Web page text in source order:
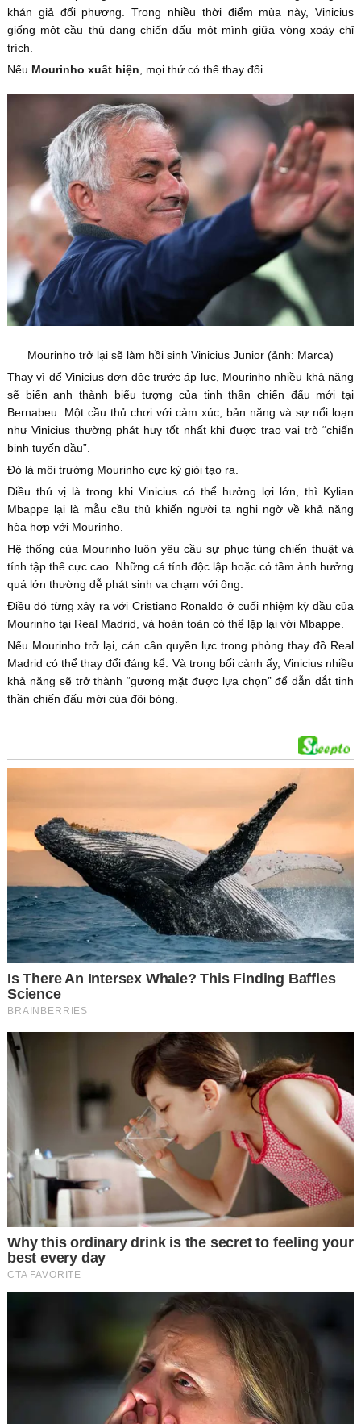
khán giả đối phương. Trong nhiều thời điểm mùa này, Vinicius
giống một cầu thủ đang chiến đấu một mình giữa vòng xoáy chỉ
trích.
Nếu Mourinho xuất hiện, mọi thứ có thể thay đổi.
Mourinho trở lại sẽ làm hồi sinh Vinicius Junior (ảnh: Marca)
Thay vì để Vinicius đơn độc trước áp lực, Mourinho nhiều khả năng
sẽ biến anh thành biểu tượng của tinh thần chiến đấu mới tại
Bernabeu. Một cầu thủ chơi với cảm xúc, bản năng và sự nổi loạn
như Vinicius thường phát huy tốt nhất khi được trao vai trò “chiến
binh tuyến đầu”.
Đó là môi trường Mourinho cực kỳ giỏi tạo ra.
Điều thú vị là trong khi Vinicius có thể hưởng lợi lớn, thì Kylian
Mbappe lại là mẫu cầu thủ khiến người ta nghi ngờ về khả năng
hòa hợp với Mourinho.
Hệ thống của Mourinho luôn yêu cầu sự phục tùng chiến thuật và
tính tập thể cực cao. Những cá tính độc lập hoặc có tầm ảnh hưởng
quá lớn thường dễ phát sinh va chạm với ông.
Điều đó từng xảy ra với Cristiano Ronaldo ở cuối nhiệm kỳ đầu của
Mourinho tại Real Madrid, và hoàn toàn có thể lặp lại với Mbappe.
Nếu Mourinho trở lại, cán cân quyền lực trong phòng thay đồ Real
Madrid có thể thay đổi đáng kể. Và trong bối cảnh ấy, Vinicius nhiều
khả năng sẽ trở thành “gương mặt được lựa chọn” để dẫn dắt tinh
thần chiến đấu mới của đội bóng.